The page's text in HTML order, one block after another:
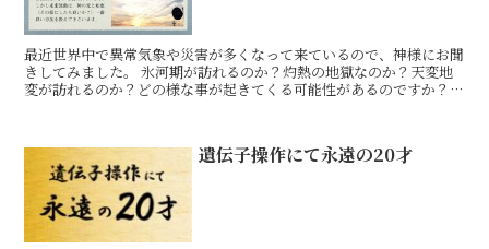
最近世界中で異常気象や災害が多くなって来ているので、神様にお聞
きしてみました。 氷河期が訪れるのか？灼熱の地獄なのか？天変地
変が訪れるのか？どの様な事が起きてくる可能性があるのですか？
遺伝子操作にて永遠の20才